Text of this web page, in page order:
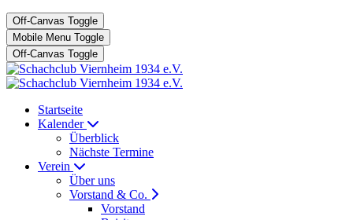
Off-Canvas Toggle
Mobile Menu Toggle
Off-Canvas Toggle
Startseite
Kalender
Überblick
Nächste Termine
Verein
Über uns
Vorstand & Co.
Vorstand